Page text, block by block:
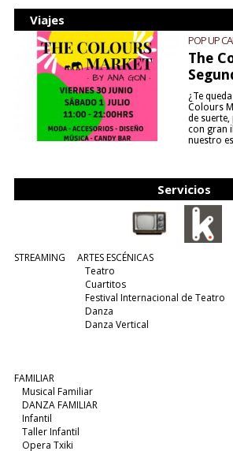
Viajes
POP UP
The
¿Te
Colours
de
con gran
nuestro
Servicios
STREAMING
ARTES ESCÉNICAS
Teatro
Cuartitos
Festival Internacional de Teatro
Danza
Danza Vertical
FAMILIAR
Musical Familiar
DANZA FAMILIAR
Infantil
Taller Infantil
Opera Txiki